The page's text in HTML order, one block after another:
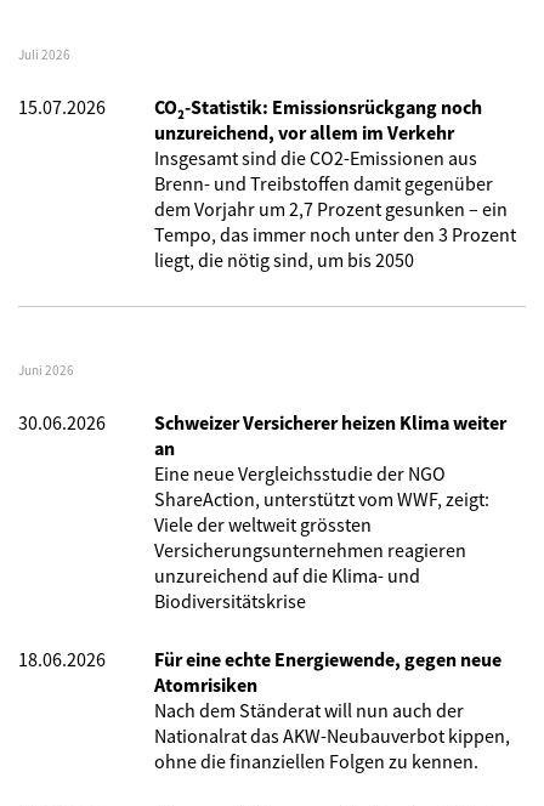
Juli 2026
15.07.2026
CO₂-Statistik: Emissionsrückgang noch
unzureichend, vor allem im Verkehr
Insgesamt sind die CO2-Emissionen aus
Brenn- und Treibstoffen damit gegenüber
dem Vorjahr um 2,7 Prozent gesunken – ein
Tempo, das immer noch unter den 3 Prozent
liegt, die nötig sind, um bis 2050
Juni 2026
30.06.2026
Schweizer Versicherer heizen Klima weiter
an
Eine neue Vergleichsstudie der NGO
ShareAction, unterstützt vom WWF, zeigt:
Viele der weltweit grössten
Versicherungsunternehmen reagieren
unzureichend auf die Klima- und
Biodiversitätskrise
18.06.2026
Für eine echte Energiewende, gegen neue
Atomrisiken
Nach dem Ständerat will nun auch der
Nationalrat das AKW-Neubauverbot kippen,
ohne die finanziellen Folgen zu kennen.